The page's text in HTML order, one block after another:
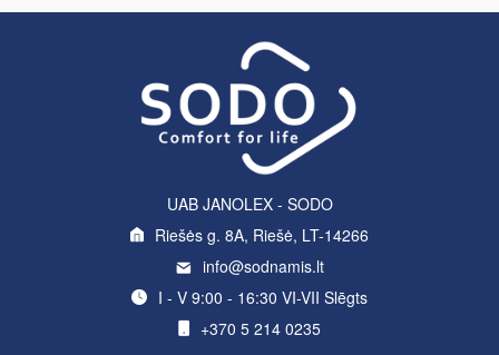
UAB JANOLEX - SODO
Riešės g. 8A, Riešė, LT-14266
info@sodnamis.lt
I - V 9:00 - 16:30 VI-VII Slēgts
+370 5 214 0235